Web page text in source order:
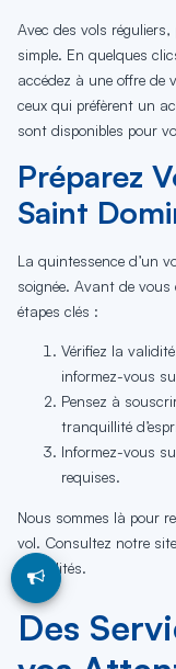
Avec des vols
simple. En quelques
accédez à une offre
ceux qui préfèrent un
sont disponibles pour
Préparez
Saint
La quintessence d’un
soignée. Avant de
étapes clés :
Vérifiez la
informez-vous
Pensez à
tranquillité
Informez-vous
requises.
Nous sommes là pour
vol. Consultez notre
formalités.
Des